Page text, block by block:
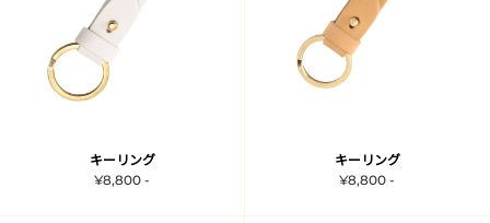
キーリング
¥8,800 -
キーリング
¥8,800 -